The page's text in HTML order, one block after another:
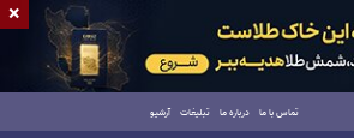
تماس با ما درباره ما تبلیغات آرشیو
×